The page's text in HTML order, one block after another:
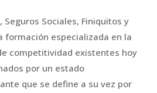
Seguros Sociales, Finiquitos y
formación especializada en la
competitividad existentes hoy
por un estado
que se define a su vez por